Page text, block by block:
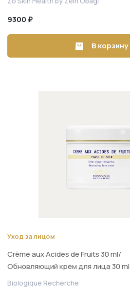
9300 ₽
В корзину
Уход за лицом
Crème aux Acides de Fruits 30 ml/
Обновляющий крем для лица 30 ml
Biologique Recherche